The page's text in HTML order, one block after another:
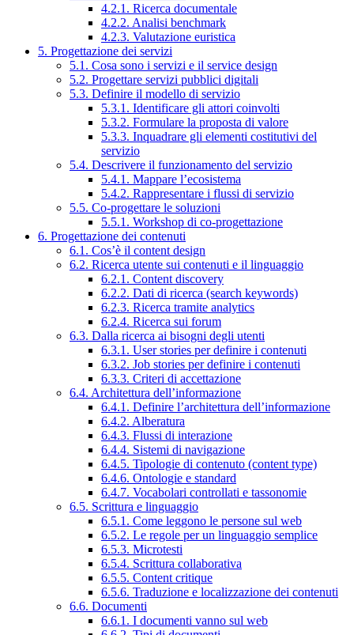
4.2.1. Ricerca documentale
4.2.2. Analisi benchmark
4.2.3. Valutazione euristica
5. Progettazione dei servizi
5.1. Cosa sono i servizi e il service design
5.2. Progettare servizi pubblici digitali
5.3. Definire il modello di servizio
5.3.1. Identificare gli attori coinvolti
5.3.2. Formulare la proposta di valore
5.3.3. Inquadrare gli elementi costitutivi del
servizio
5.4. Descrivere il funzionamento del servizio
5.4.1. Mappare l’ecosistema
5.4.2. Rappresentare i flussi di servizio
5.5. Co-progettare le soluzioni
5.5.1. Workshop di co-progettazione
6. Progettazione dei contenuti
6.1. Cos’è il content design
6.2. Ricerca utente sui contenuti e il linguaggio
6.2.1. Content discovery
6.2.2. Dati di ricerca (search keywords)
6.2.3. Ricerca tramite analytics
6.2.4. Ricerca sui forum
6.3. Dalla ricerca ai bisogni degli utenti
6.3.1. User stories per definire i contenuti
6.3.2. Job stories per definire i contenuti
6.3.3. Criteri di accettazione
6.4. Architettura dell’informazione
6.4.1. Definire l’architettura dell’informazione
6.4.2. Alberatura
6.4.3. Flussi di interazione
6.4.4. Sistemi di navigazione
6.4.5. Tipologie di contenuto (content type)
6.4.6. Ontologie e standard
6.4.7. Vocabolari controllati e tassonomie
6.5. Scrittura e linguaggio
6.5.1. Come leggono le persone sul web
6.5.2. Le regole per un linguaggio semplice
6.5.3. Microtesti
6.5.4. Scrittura collaborativa
6.5.5. Content critique
6.5.6. Traduzione e localizzazione dei contenuti
6.6. Documenti
6.6.1. I documenti vanno sul web